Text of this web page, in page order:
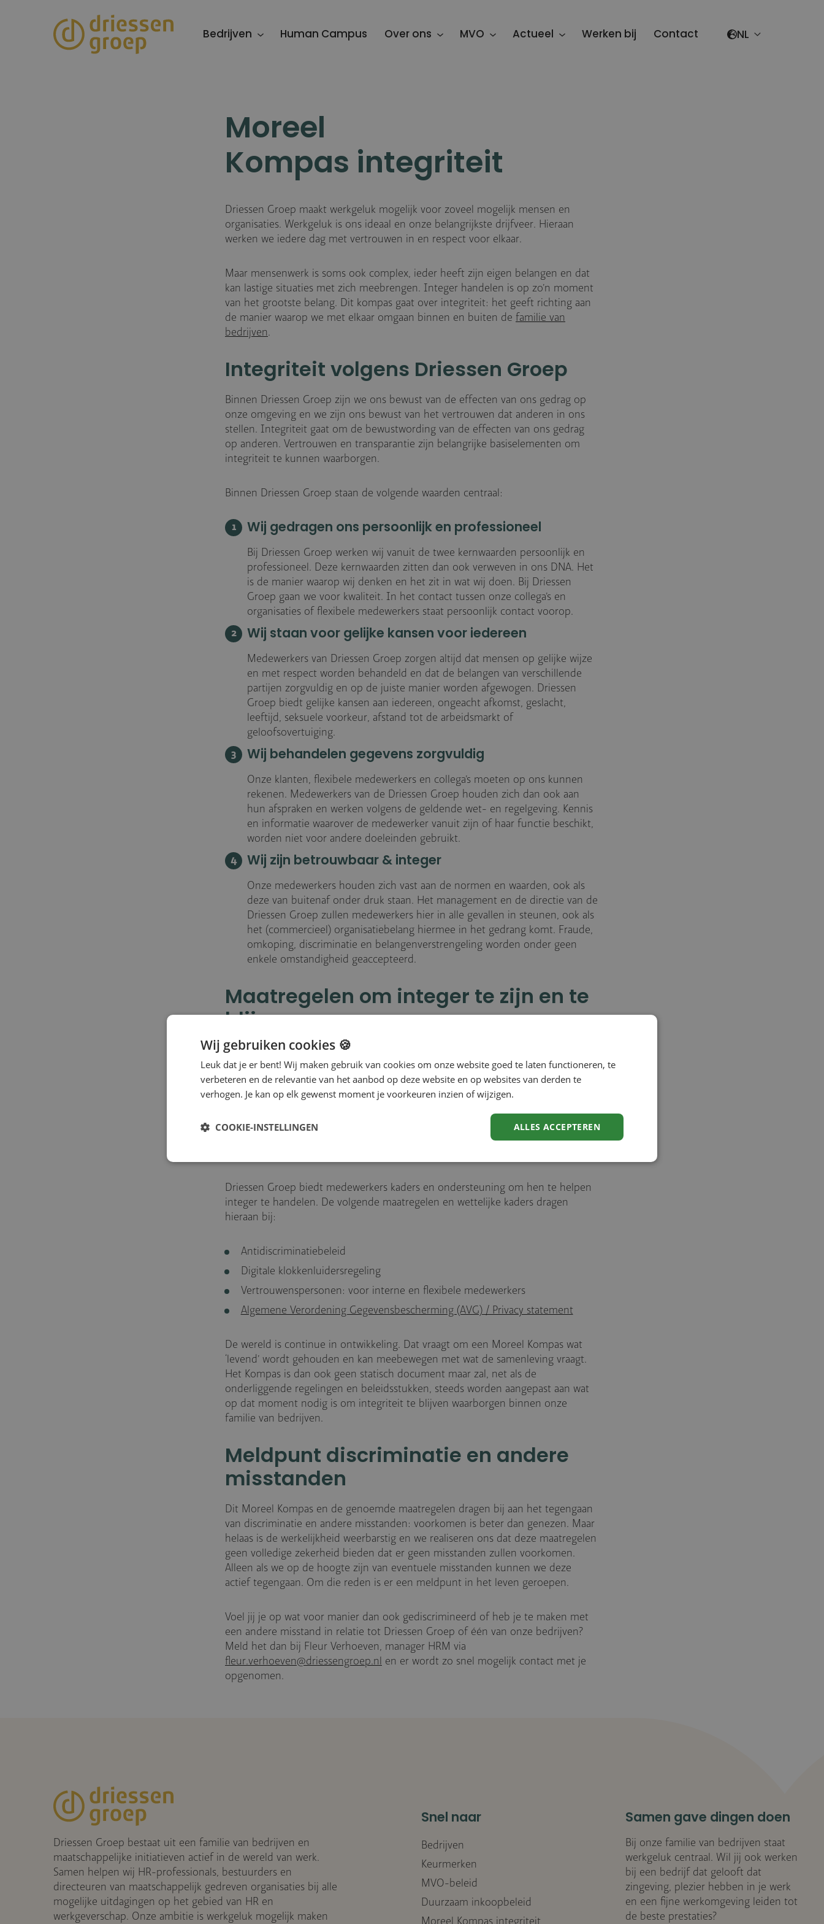
Bedrijven Human Campus Over ons MVO Actueel Werken bij Contact Select your
Moreel
Kompas integriteit
Driessen Groep maakt werkgeluk mogelijk voor zoveel mogelijk mensen en
organisaties. Werkgeluk is ons ideaal en onze belangrijkste drijfveer. Hieraan
werken we iedere dag met vertrouwen in en respect voor elkaar.
Maar mensenwerk is soms ook complex, ieder heeft zijn eigen belangen en dat
kan lastige situaties met zich meebrengen. Integer handelen is op zo’n moment
van het grootste belang. Dit kompas gaat over integriteit: het geeft richting aan
de manier waarop we met elkaar omgaan binnen en buiten de familie van
bedrijven.
Integriteit volgens Driessen Groep
Binnen Driessen Groep zijn we ons bewust van de effecten van ons gedrag op
onze omgeving en we zijn ons bewust van het vertrouwen dat anderen in ons
stellen. Integriteit gaat om de bewustwording van de effecten van ons gedrag
op anderen. Vertrouwen en transparantie zijn belangrijke basiselementen om
integriteit te kunnen waarborgen.
Binnen Driessen Groep staan de volgende waarden centraal:
Wij gedragen ons persoonlijk en professioneel
Bij Driessen Groep werken wij vanuit de twee kernwaarden persoonlijk en
professioneel. Deze kernwaarden zitten dan ook verweven in ons DNA. Het
is de manier waarop wij denken en het zit in wat wij doen. Bij Driessen
Groep gaan we voor kwaliteit. In het contact tussen onze collega’s en
organisaties of flexibele medewerkers staat persoonlijk contact voorop.
Wij staan voor gelijke kansen voor iedereen
Medewerkers van Driessen Groep zorgen altijd dat mensen op gelijke wijze
en met respect worden behandeld en dat de belangen van verschillende
partijen zorgvuldig en op de juiste manier worden afgewogen. Driessen
Groep biedt gelijke kansen aan iedereen, ongeacht afkomst, geslacht,
leeftijd, seksuele voorkeur, afstand tot de arbeidsmarkt of
geloofsovertuiging.
Wij behandelen gegevens zorgvuldig
Onze klanten, flexibele medewerkers en collega’s moeten op ons kunnen
rekenen. Medewerkers van de Driessen Groep houden zich dan ook aan
hun afspraken en werken volgens de geldende wet- en regelgeving. Kennis
en informatie waarover de medewerker vanuit zijn of haar functie beschikt,
worden niet voor andere doeleinden gebruikt.
Wij zijn betrouwbaar & integer
Onze medewerkers houden zich vast aan de normen en waarden, ook als
deze van buitenaf onder druk staan. Het management en de directie van de
Driessen Groep zullen medewerkers hier in alle gevallen in steunen, ook als
het (commercieel) organisatiebelang hiermee in het gedrang komt. Fraude,
omkoping, discriminatie en belangenverstrengeling worden onder geen
enkele omstandigheid geaccepteerd.
Maatregelen om integer te zijn en te
blijven
Alle onderdelen van de familie van bedrijven en hun medewerkers hebben de
verantwoordelijkheid om de integriteit binnen Driessen Groep te bewaken.
Integriteit werkt door in alle onderdelen van Driessen Groep en we helpen
elkaar hier continue scherp op te blijven. Om dit te stimuleren creëren we een
misstanden met elkaar kunnen en durven te bespreken. Zowel intern als extern
geldt dan ook de richtlijn: bespreken, afspreken, aanspreken. Hiervan leren we
Driessen Groep biedt medewerkers kaders en ondersteuning om hen te helpen
integer te handelen. De volgende maatregelen en wettelijke kaders dragen
hieraan bij:
Antidiscriminatiebeleid
Digitale klokkenluidersregeling
Vertrouwenspersonen: voor interne en flexibele medewerkers
Algemene Verordening Gegevensbescherming (AVG) / Privacy statement
De wereld is continue in ontwikkeling. Dat vraagt om een Moreel Kompas wat
‘levend’ wordt gehouden en kan meebewegen met wat de samenleving vraagt.
Het Kompas is dan ook geen statisch document maar zal, net als de
onderliggende regelingen en beleidsstukken, steeds worden aangepast aan wat
op dat moment nodig is om integriteit te blijven waarborgen binnen onze
familie van bedrijven.
Meldpunt discriminatie en andere
misstanden
Dit Moreel Kompas en de genoemde maatregelen dragen bij aan het tegengaan
van discriminatie en andere misstanden: voorkomen is beter dan genezen. Maar
helaas is de werkelijkheid weerbarstig en we realiseren ons dat deze maatregelen
geen volledige zekerheid bieden dat er geen misstanden zullen voorkomen.
Alleen als we op de hoogte zijn van eventuele misstanden kunnen we deze
actief tegengaan. Om die reden is er een meldpunt in het leven geroepen.
Voel jij je op wat voor manier dan ook gediscrimineerd of heb je te maken met
een andere misstand in relatie tot Driessen Groep of één van onze bedrijven?
Meld het dan bij Fleur Verhoeven, manager HRM via
fleur.verhoeven@driessengroep.nl en er wordt zo snel mogelijk contact met je
opgenomen.
Driessen Groep bestaat uit een familie van bedrijven en
maatschappelijke initiatieven actief in de wereld van werk.
Samen helpen wij HR-professionals, bestuurders en
directeuren van maatschappelijk gedreven organisaties bij alle
mogelijke uitdagingen op het gebied van HR en
werkgeverschap. Onze ambitie is werkgeluk mogelijk maken
Snel naar
Bedrijven
Keurmerken
MVO-beleid
Duurzaam inkoopbeleid
Moreel Kompas integriteit
Samen gave dingen doen
Bij onze familie van bedrijven staat
werkgeluk centraal. Wil jij ook werken
bij een bedrijf dat gelooft dat
zingeving, plezier hebben in je werk
en een fijne werkomgeving leiden tot
de beste prestaties?
Wij gebruiken cookies 🍪
Leuk dat je er bent! Wij maken gebruik van cookies om onze website goed te laten functioneren, te
verbeteren en de relevantie van het aanbod op deze website en op websites van derden te
verhogen. Je kan op elk gewenst moment je voorkeuren inzien of wijzigen.
ALLES ACCEPTEREN
COOKIE-INSTELLINGEN